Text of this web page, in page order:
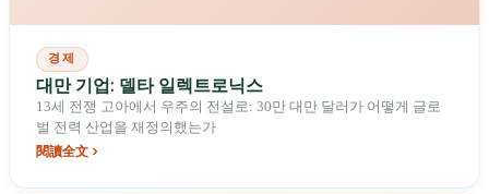
경제
대만 기업: 델타 일렉트로닉스
13세 전쟁 고아에서 우주의 전설로: 30만 대만 달러가 어떻게 글로
벌 전력 산업을 재정의했는가
閱讀全文